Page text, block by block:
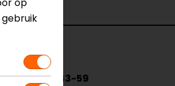
183-543-59
gebruik